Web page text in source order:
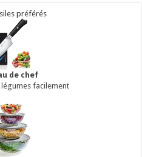
préférés
de chef
facilement